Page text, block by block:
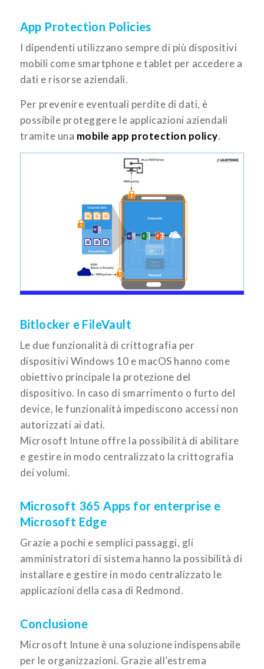
App Protection Policies
I dipendenti utilizzano sempre di più dispositivi
mobili come smartphone e tablet per accedere a
dati e risorse aziendali.
Per prevenire eventuali perdite di dati, è
possibile proteggere le applicazioni aziendali
tramite una mobile app protection policy.
Bitlocker e FileVault
Le due funzionalità di crittografia per
dispositivi Windows 10 e macOS hanno come
obiettivo principale la protezione del
dispositivo. In caso di smarrimento o furto del
device, le funzionalità impediscono accessi non
autorizzati ai dati.
Microsoft Intune offre la possibilità di abilitare
e gestire in modo centralizzato la crittografia
dei volumi.
Microsoft 365 Apps for enterprise e
Microsoft Edge
Grazie a pochi e semplici passaggi, gli
amministratori di sistema hanno la possibilità di
installare e gestire in modo centralizzato le
applicazioni della casa di Redmond.
Conclusione
Microsoft Intune è una soluzione indispensabile
per le organizzazioni. Grazie all’estrema